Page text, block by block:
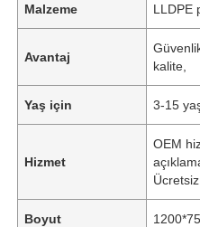
Malzeme LLDPE
Avantaj
kalite,
Yaş için 3-15
Hizmet
OEM
Boyut